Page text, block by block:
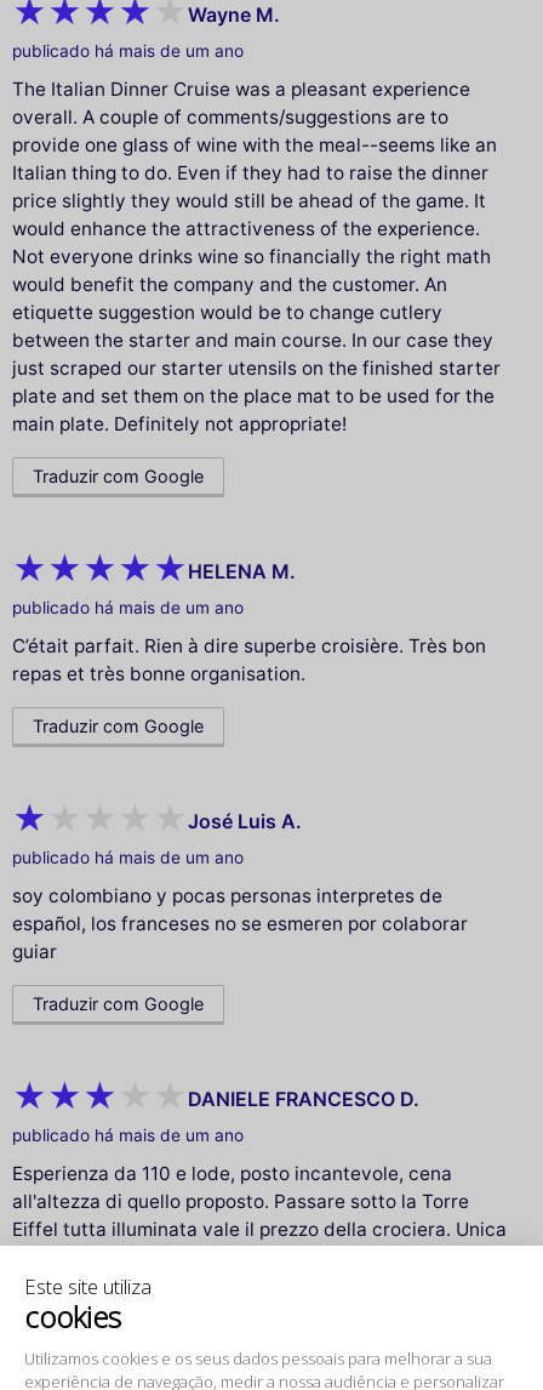
Este site utiliza
cookies
Utilizamos cookies e os seus dados pessoais para melhorar a sua
experiência de navegação, medir a nossa audiência e personalizar
Wayne M.
publicado há mais de um ano
The Italian Dinner Cruise was a pleasant experience
overall. A couple of comments/suggestions are to
provide one glass of wine with the meal--seems like an
Italian thing to do. Even if they had to raise the dinner
price slightly they would still be ahead of the game. It
would enhance the attractiveness of the experience.
Not everyone drinks wine so financially the right math
would benefit the company and the customer. An
etiquette suggestion would be to change cutlery
between the starter and main course. In our case they
just scraped our starter utensils on the finished starter
plate and set them on the place mat to be used for the
main plate. Definitely not appropriate!
Traduzir com Google
HELENA M.
publicado há mais de um ano
C’était parfait. Rien à dire superbe croisière. Très bon
repas et très bonne organisation.
Traduzir com Google
José Luis A.
publicado há mais de um ano
soy colombiano y pocas personas interpretes de
español, los franceses no se esmeren por colaborar
guiar
Traduzir com Google
DANIELE FRANCESCO D.
publicado há mais de um ano
Esperienza da 110 e lode, posto incantevole, cena
all'altezza di quello proposto. Passare sotto la Torre
Eiffel tutta illuminata vale il prezzo della crociera. Unica
bevande, visto che i camerieri non lo dicono) 1/2 birra
in bottiglia e coca cola piccola €26. Per il sito, invece,
della Libertà lato opposto alla Torre Eiffel.